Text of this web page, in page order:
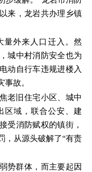
来，龙岩共办理乡镇
量外来人口迁入。然
城中村消防安全也为
动自行车违规进楼入
故。
老旧住宅小区、城中
区域，联合公安、建
受消防赋权的镇街，
，从源头破解了“有责
势群体，而主要起因